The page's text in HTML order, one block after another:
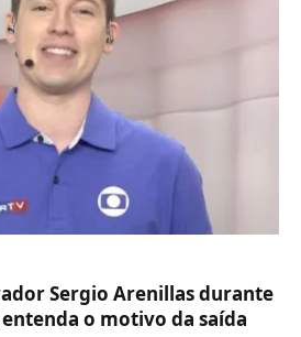
Sergio Arenillas durante
o motivo da saída